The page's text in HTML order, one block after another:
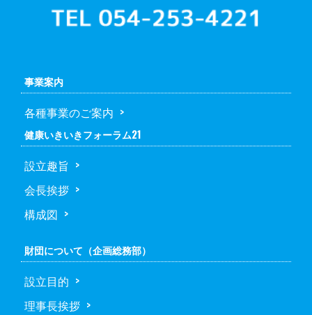
事業案内
各種事業のご案内
健康いきいきフォーラム21
設立趣旨
会長挨拶
構成図
財団について（企画総務部）
設立目的
理事長挨拶